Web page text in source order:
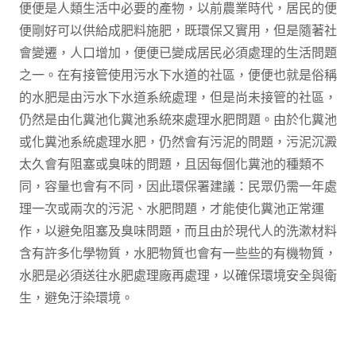
便便是人類生活中必要的產物，以前農業時代，居民的便
便剛好可以供給成肥料施肥，既環保又實用，但是隨著社
會變遷，人口增加，便便已變成居民必須處理的生活問題
之一。在有接管使用污水下水道的社區，便便也就是俗稱
的水肥是由污水下水道系統處理，但是尚未接管的社區，
仍然是由化糞池化糞池系統來處理水肥問題。由於化糞池
或化糞池系統處理水肥，仍然會有污泥的問題，污泥沉澱
太久會有阻塞或臭味的問題，且因每個化糞池的種類不
同，容量也會有不同，因此環保署建議：民眾仍需一年處
理一次或兩次的污泥、水肥問題，才能使化糞池正常運
作，以避免阻塞及臭味問題，而且由於現代人的洗漱材料
含有許多化學物質，水肥物質也會有一些些的有機物質，
水肥是必須送往水肥處理廠再處理，以確保環境安全與衛
生，避免汙染環境。